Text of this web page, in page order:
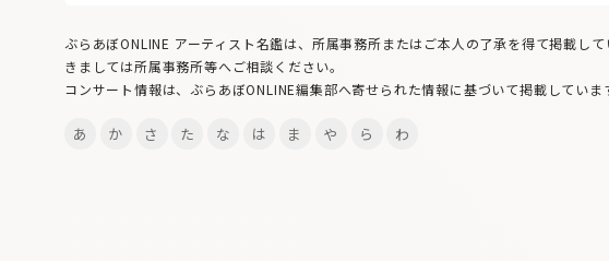
ぶらあぼONLINE アーティスト名鑑は、所属事務所またはご本人の了承を得て掲載し
きましては所属事務所等へご相談ください。
コンサート情報は、ぶらあぼONLINE編集部へ寄せられた情報に基づいて掲載していま
あ か さ た な は ま や ら わ